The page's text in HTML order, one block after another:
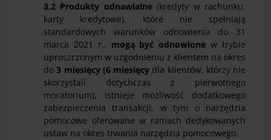
3.2 Produkty odnawialne(kredyty w rachunku,
karty kredytowe), które nie spełniają
standardowych warunków odnowienia do 31
marca 2021 r., mogą być odnowione w trybie
uproszczonym w uzgodnieniu z klientem na okres
do3 miesięcy (6 miesięcy dla klientów, którzy nie
skorzystali dotychczas z pierwotnego
moratorium), istnieje możliwość dodatkowego
zabezpieczenia transakcji, w tym o narzędzia
pomocowe oferowane w ramach dedykowanych
ustaw na okres trwania narzędzia pomocowego.